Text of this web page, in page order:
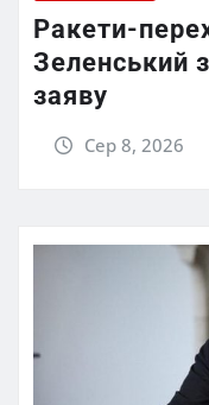
Ракети-
Зеленський
заяву
Сер 8, 2026